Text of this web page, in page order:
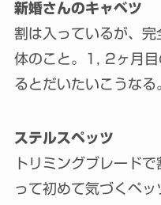
新婚さんのキャベツ
割は入っているが、
体のこと。1, 2ヶ月目
るとだいたいこうなる
ステルスペッツ
トリミングブレード
って初めて気づくペ